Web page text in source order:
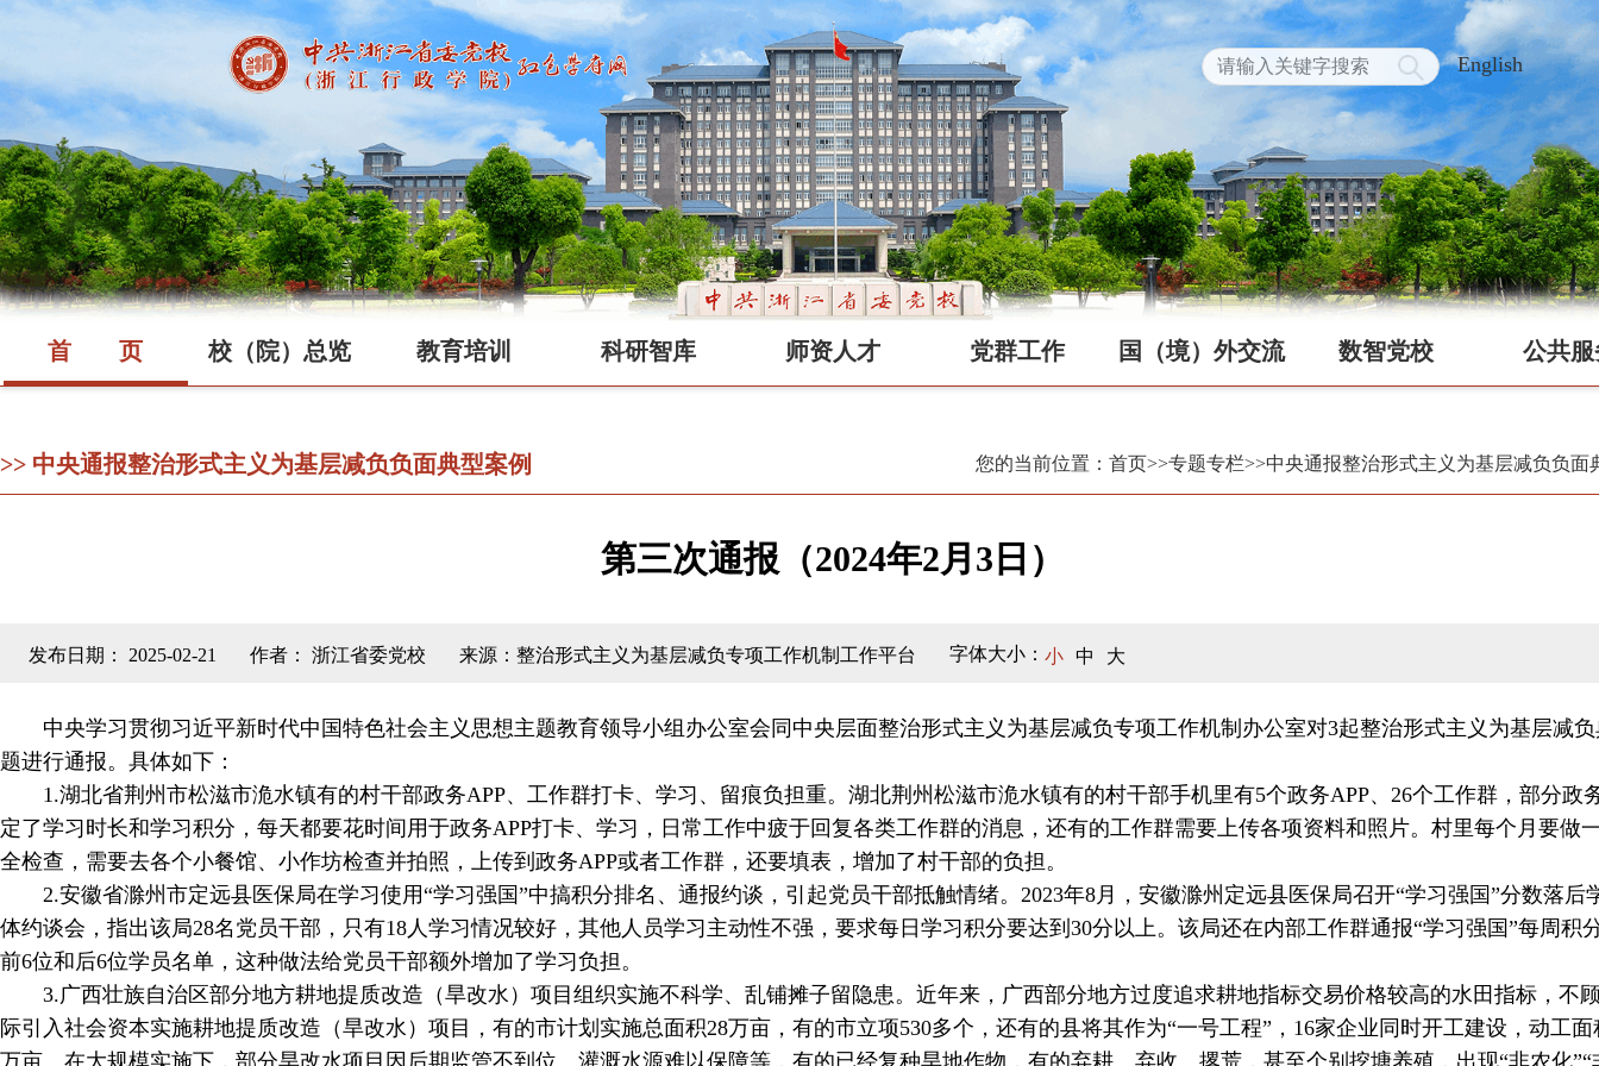
English
首 页 校（院）总览 教育培训 科研智库 师资人才 党群工作 国（境）外交流 数智党校 公共服
>> 中央通报整治形式主义为基层减负负面典型案例 您的当前位置：首页>>专题专栏>>中央通报整治形式主义为基层减负负面
第三次通报（2024年2月3日）
发布日期： 2025-02-21 作者： 浙江省委党校 来源：整治形式主义为基层减负专项工作机制工作平台 字体大小： 小 中 大
中央学习贯彻习近平新时代中国特色社会主义思想主题教育领导小组办公室会同中央层面整治形式主义为基层减负专项工作机制办公室对3起整治形式主义为基层减
题进行通报。具体如下：
1.湖北省荆州市松滋市洈水镇有的村干部政务APP、工作群打卡、学习、留痕负担重。湖北荆州松滋市洈水镇有的村干部手机里有5个政务APP、26个工作群，部分政
定了学习时长和学习积分，每天都要花时间用于政务APP打卡、学习，日常工作中疲于回复各类工作群的消息，还有的工作群需要上传各项资料和照片。村里每个月要做
全检查，需要去各个小餐馆、小作坊检查并拍照，上传到政务APP或者工作群，还要填表，增加了村干部的负担。
2.安徽省滁州市定远县医保局在学习使用“学习强国”中搞积分排名、通报约谈，引起党员干部抵触情绪。2023年8月，安徽滁州定远县医保局召开“学习强国”分数落后
体约谈会，指出该局28名党员干部，只有18人学习情况较好，其他人员学习主动性不强，要求每日学习积分要达到30分以上。该局还在内部工作群通报“学习强国”每周积
前6位和后6位学员名单，这种做法给党员干部额外增加了学习负担。
3.广西壮族自治区部分地方耕地提质改造（旱改水）项目组织实施不科学、乱铺摊子留隐患。近年来，广西部分地方过度追求耕地指标交易价格较高的水田指标，不
际引入社会资本实施耕地提质改造（旱改水）项目，有的市计划实施总面积28万亩，有的市立项530多个，还有的县将其作为“一号工程”，16家企业同时开工建设，动工面
万亩。在大规模实施下，部分旱改水项目因后期监管不到位、灌溉水源难以保障等，有的已经复种旱地作物，有的弃耕、弃收、撂荒，甚至个别挖塘养殖，出现“非农化”“